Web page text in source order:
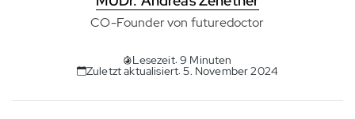
CO-Founder von futuredoctor
Lesezeit: 9 Minuten
Zuletzt aktualisiert: 5. November 2024